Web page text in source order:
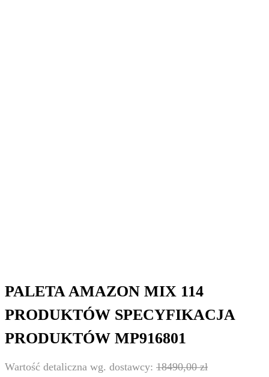
PALETA AMAZON MIX 114
PRODUKTÓW SPECYFIKACJA
PRODUKTÓW MP916801
18490,00zł